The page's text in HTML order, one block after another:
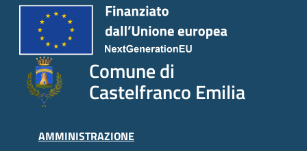
Comune di
Castelfranco Emilia
AMMINISTRAZIONE